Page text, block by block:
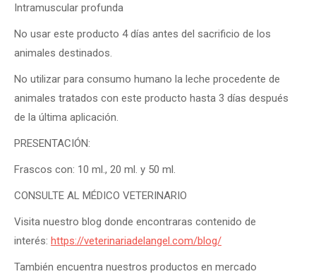
Intramuscular profunda
No usar este producto 4 días antes del sacrificio de los
animales destinados.
No utilizar para consumo humano la leche procedente de
animales tratados con este producto hasta 3 días después
de la última aplicación.
PRESENTACIÓN:
Frascos con: 10 ml., 20 ml. y 50 ml.
CONSULTE AL MÉDICO VETERINARIO
Visita nuestro blog donde encontraras contenido de
interés: https://veterinariadelangel.com/blog/
También encuentra nuestros productos en mercado